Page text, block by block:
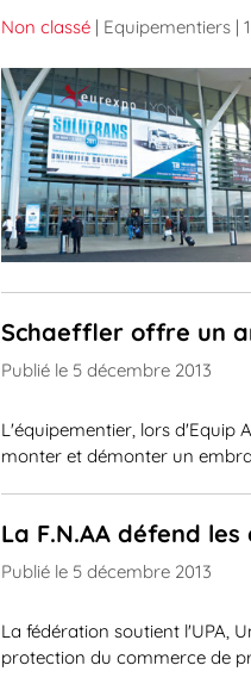
Non classé | Equipementiers |
Schaeffler offre un
Publié le 5 décembre 2013
L'équipementier, lors d'Equip
monter et démonter un
La F.N.AA défend
Publié le 5 décembre 2013
La fédération soutient l'UPA,
protection du commerce de